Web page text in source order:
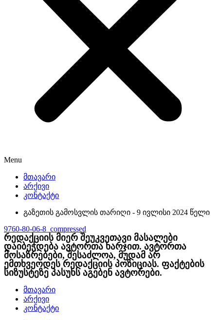
Menu
მთავარი
არქივი
კონტაქტი
გაზეთის გამოსვლის თარიღი - 9 ივლისი 2024 წელი
9760-80-06-8_compressed
რედაქციის მიერ შეუკვეთავი მასალები
დაიბეჭდება ავტორთა ხარჯით. ავტორთა
მოსაზრებები, შესაძლოა, მუდამ არ
ემთხვეოდეს რედაქციის პოზიციას. ფაქტების
სიზუსტეზე პასუხს აგებენ ავტორები.
მთავარი
არქივი
კონტაქტი